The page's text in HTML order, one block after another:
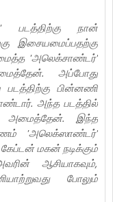
நான்
இசையமைப்பதற்கு
'அலெக்சாண்டர்'
அப்போது
படத்திற்கு பின்னணி
அந்த படத்தில்
அமைத்தேன். இந்த
'அலெக்ஸாண்டர்'
மகன் நடிக்கும்
ஆசியாகவும்,
போலும்